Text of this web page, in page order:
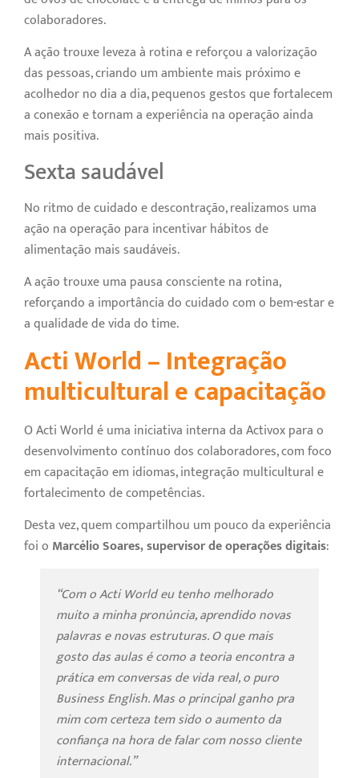
colaboradores.
A ação trouxe leveza à rotina e reforçou a valorização
das pessoas, criando um ambiente mais próximo e
acolhedor no dia a dia, pequenos gestos que fortalecem
a conexão e tornam a experiência na operação ainda
mais positiva.
Sexta saudável
No ritmo de cuidado e descontração, realizamos uma
ação na operação para incentivar hábitos de
alimentação mais saudáveis.
A ação trouxe uma pausa consciente na rotina,
reforçando a importância do cuidado com o bem-estar e
a qualidade de vida do time.
Acti World – Integração
multicultural e capacitação
O Acti World é uma iniciativa interna da Activox para o
desenvolvimento contínuo dos colaboradores, com foco
em capacitação em idiomas, integração multicultural e
fortalecimento de competências.
Desta vez, quem compartilhou um pouco da experiência
foi o Marcélio Soares, supervisor de operações digitais:
“Com o Acti World eu tenho melhorado
muito a minha pronúncia, aprendido novas
palavras e novas estruturas. O que mais
gosto das aulas é como a teoria encontra a
prática em conversas de vida real, o puro
Business English. Mas o principal ganho pra
mim com certeza tem sido o aumento da
confiança na hora de falar com nosso cliente
internacional.”